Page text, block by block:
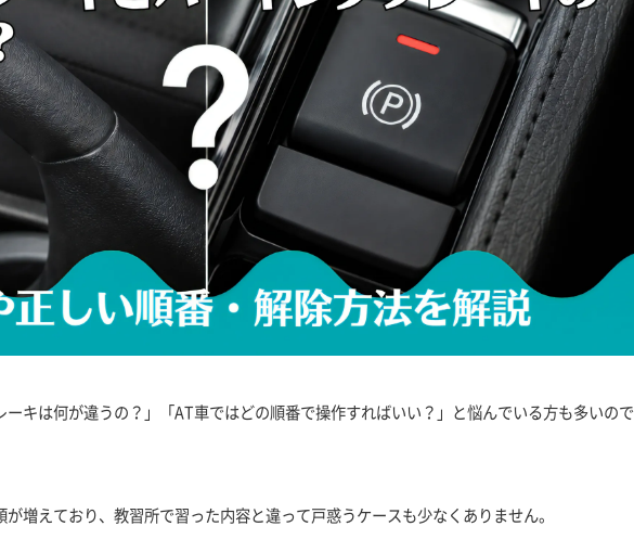
ーキは何が違うの？」「AT車ではどの順番で操作すればいい？」と悩んでいる方も多いので
増えており、教習所で習った内容と違って戸惑うケースも少なくありません。